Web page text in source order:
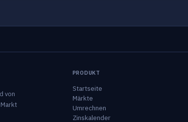
von
PRODUKT
Startseite
Märkte
Umrechnen
Zinskalender